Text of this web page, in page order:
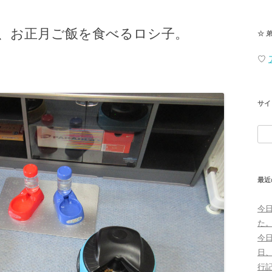
正月ご飯を食べるロシ子。 ☆ 弟
♡
サイ
索:
最近
今
た
今
日
行